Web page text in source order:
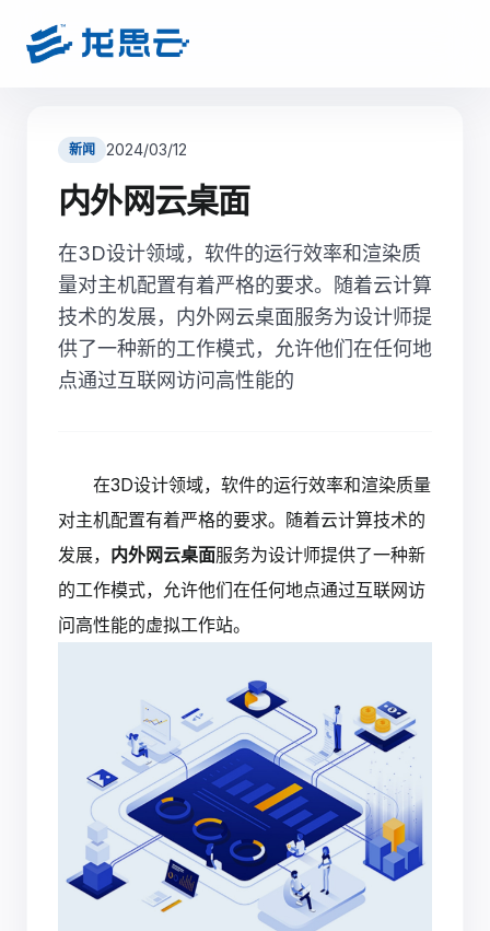
新闻 2024/03/12
内外网云桌面
在3D设计领域，软件的运行效率和渲染质
量对主机配置有着严格的要求。随着云计算
技术的发展，内外网云桌面服务为设计师提
供了一种新的工作模式，允许他们在任何地
点通过互联网访问高性能的
在3D设计领域，软件的运行效率和渲染质量
对主机配置有着严格的要求。随着云计算技术的
发展， 内外网云桌面服务为设计师提供了一种新
的工作模式，允许他们在任何地点通过互联网访
问高性能的虚拟工作站。